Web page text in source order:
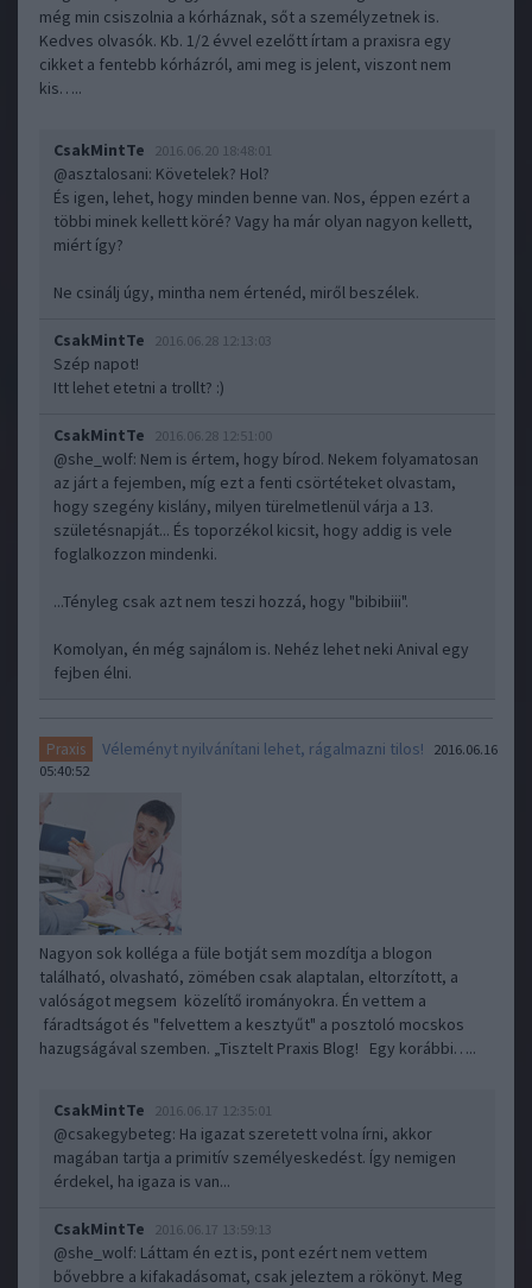
még min csiszolnia a kórháznak, sőt a személyzetnek is.
Kedves olvasók. Kb. 1/2 évvel ezelőtt írtam a praxisra egy
cikket a fentebb kórházról, ami meg is jelent, viszont nem
kis…..
CsakMintTe 2016.06.20 18:48:01
@asztalosani: Követelek? Hol?
És igen, lehet, hogy minden benne van. Nos, éppen ezért a
többi minek kellett köré? Vagy ha már olyan nagyon kellett,
miért így?
Ne csinálj úgy, mintha nem értenéd, miről beszélek.
CsakMintTe 2016.06.28 12:13:03
Szép napot!
Itt lehet etetni a trollt? :)
CsakMintTe 2016.06.28 12:51:00
@she_wolf: Nem is értem, hogy bírod. Nekem folyamatosan
az járt a fejemben, míg ezt a fenti csörtéteket olvastam,
hogy szegény kislány, milyen türelmetlenül várja a 13.
születésnapját... És toporzékol kicsit, hogy addig is vele
foglalkozzon mindenki.
...Tényleg csak azt nem teszi hozzá, hogy "bibibiii".
Komolyan, én még sajnálom is. Nehéz lehet neki Anival egy
fejben élni.
Praxis Véleményt nyilvánítani lehet, rágalmazni tilos!
2016.06.16
05:40:52
Nagyon sok kolléga a füle botját sem mozdítja a blogon
található, olvasható, zömében csak alaptalan, eltorzított, a
valóságot megsem közelítő irományokra. Én vettem a
fáradtságot és "felvettem a kesztyűt" a posztoló mocskos
hazugságával szemben. „Tisztelt Praxis Blog! Egy korábbi…..
CsakMintTe 2016.06.17 12:35:01
@csakegybeteg: Ha igazat szeretett volna írni, akkor
magában tartja a primitív személyeskedést. Így nemigen
érdekel, ha igaza is van...
CsakMintTe 2016.06.17 13:59:13
@she_wolf: Láttam én ezt is, pont ezért nem vettem
bővebbre a kifakadásomat, csak jeleztem a rökönyt. Meg